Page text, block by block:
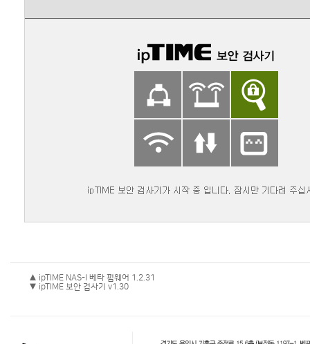
▲ ipTIME NAS-I 베타 펌웨어 1.2.31
▼ ipTIME 보안 검사기 v1.30